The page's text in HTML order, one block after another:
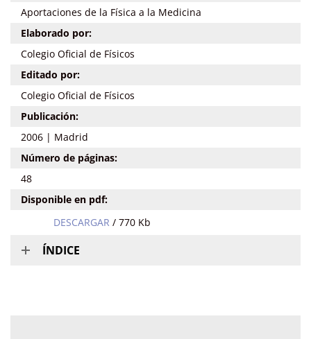
Aportaciones de la Física a la Medicina
Elaborado por:
Colegio Oficial de Físicos
Editado por:
Colegio Oficial de Físicos
Publicación:
2006 | Madrid
Número de páginas:
48
Disponible en pdf:
DESCARGAR / 770 Kb
ÍNDICE